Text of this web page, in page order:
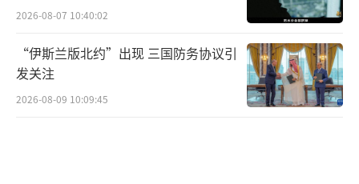
2026-08-07 10:40:02
“伊斯兰版北约”出现 三国防务协议引
发关注
2026-08-09 10:09:45